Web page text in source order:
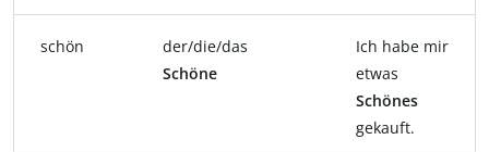
schön
der/die/das
Schöne
Ich habe mir
etwas
Schönes
gekauft.